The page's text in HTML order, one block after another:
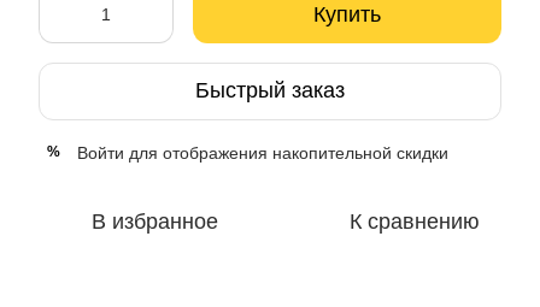
Купить
Быстрый заказ
% Войти для отображения накопительной скидки
В избранное К сравнению